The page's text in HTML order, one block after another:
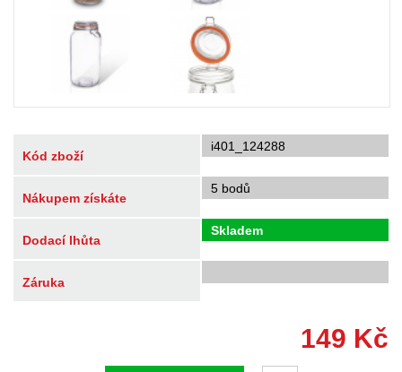
Kód zboží
i401_124288
Nákupem získáte
5 bodů
Dodací lhůta
Skladem
Záruka
149 Kč